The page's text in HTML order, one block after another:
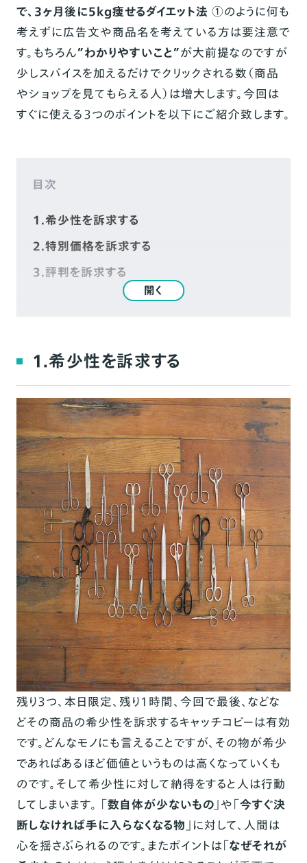
で、３ヶ月後に５kg痩せるダイエット法 ①のように何も
考えずに広告文や商品名を考えている方は要注意で
す。もちろん”わかりやすいこと”が大前提なのですが
少しスパイスを加えるだけでクリックされる数（商品
やショップを見てもらえる人）は増大します。今回は
すぐに使える３つのポイントを以下にご紹介致します。
目次
1.希少性を訴求する
2.特別価格を訴求する
3.評判を訴求する
開く
1.希少性を訴求する
残り３つ、本日限定、残り１時間、今回で最後、などな
どその商品の希少性を訴求するキャッチコピーは有効
です。どんなモノにも言えることですが、その物が希少
であればあるほど価値というものは高くなっていくも
のです。そして希少性に対して納得をすると人は行動
してしまいます。 「数自体が少ないもの」や「今すぐ決
断しなければ手に入らなくなる物」 に対して、人間は
心を揺さぶられるのです。またポイントは「なぜそれが